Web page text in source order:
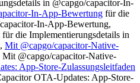
in @capgo/capacitor-In-
In-App-Bewertung für die
In-App-Bewertung,
für die Implementierungsdetails in
Mit @capgo/capacitor-Native-
@capgo/capacitor-Native-
App-Store-Zulassungsleitfaden
OTA-Updates: App-Store-